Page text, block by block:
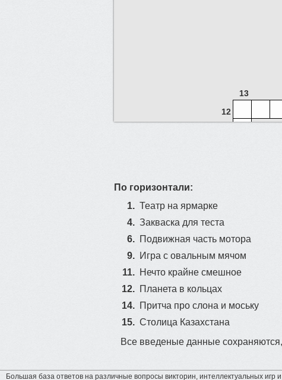
13
12
По горизонтали:
1. Театр на ярмарке
4. Закваска для теста
6. Подвижная часть мотора
9. Игра с овальным мячом
11. Нечто крайне смешное
12. Планета в кольцах
14. Притча про слона и моську
15. Столица Казахстана
Все введеные данные
Большая база ответов на различные вопросы викторин, интеллектуальных игр и